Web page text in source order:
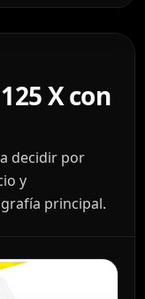
X con
decidir por
y
principal.